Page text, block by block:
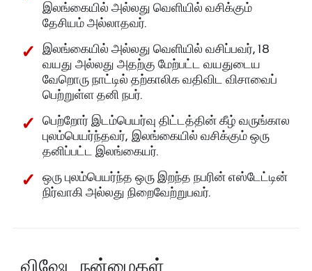
இலங்கையில் அல்லது வெளியில் வசிக்கும்
தேசியம் அல்லாதவர்.
இலங்கையில் அல்லது வெளியில் வசிப்பவர், 18
வயது அல்லது அதற்கு மேற்பட்ட வயதுடைய
வேறொரு நாட்டில் தற்காலிக வதிவிட விசாவைப்
பெற்றுள்ள தனி நபர்.
பெற்றோர் இடம்பெயர்வு திட்டத்தின் கீழ் வருங்கால
புலம்பெயர்ந்தவர், இலங்கையில் வசிக்கும் ஒரு
தனிப்பட்ட இலங்கையர்.
ஒரு புலம்பெயர்ந்த ஒரு இறந்த நபரின் எஸ்டேட்டின்
நிர்வாகி அல்லது நிறைவேற்றுபவர்.